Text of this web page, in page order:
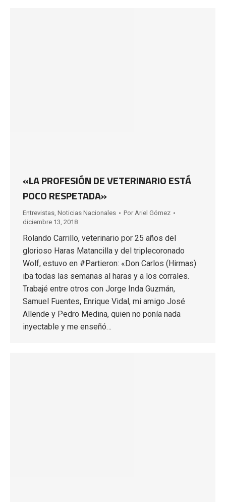
«LA PROFESIÓN DE VETERINARIO ESTÁ
POCO RESPETADA»
Entrevistas Noticias Nacionales Por Ariel Gómez
diciembre 13, 2018
Rolando Carrillo, veterinario por 25 años del
glorioso Haras Matancilla y del triplecoronado
Wolf, estuvo en #Partieron: «Don Carlos (Hirmas)
iba todas las semanas al haras y a los corrales.
Trabajé entre otros con Jorge Inda Guzmán,
Samuel Fuentes, Enrique Vidal, mi amigo José
Allende y Pedro Medina, quien no ponía nada
inyectable y me enseñó…